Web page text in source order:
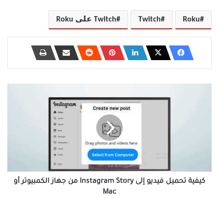
Roku
Twitch Twitch على Roku
الكمبيوتر
كيفية تحميل فيديو إلى Instagram Story من جهاز الكمبيوتر أو
Mac